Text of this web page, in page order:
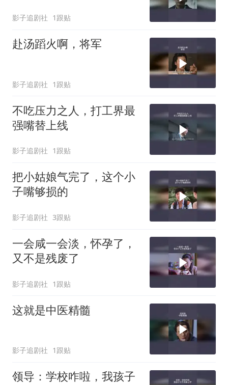
影子追剧社 1跟贴
赴汤蹈火啊，将军
影子追剧社 1跟贴
不吃压力之人，打工界最
强嘴替上线
影子追剧社 1跟贴
把小姑娘气完了，这个小
子嘴够损的
影子追剧社 3跟贴
一会咸一会淡，怀孕了，
又不是残废了
影子追剧社 1跟贴
这就是中医精髓
影子追剧社 1跟贴
领导：学校咋啦，我孩子